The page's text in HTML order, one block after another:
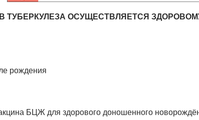
ТУБЕРКУЛЕЗА ОСУЩЕСТВЛЯЕТСЯ
рождения
БЦЖ для здорового доношенного